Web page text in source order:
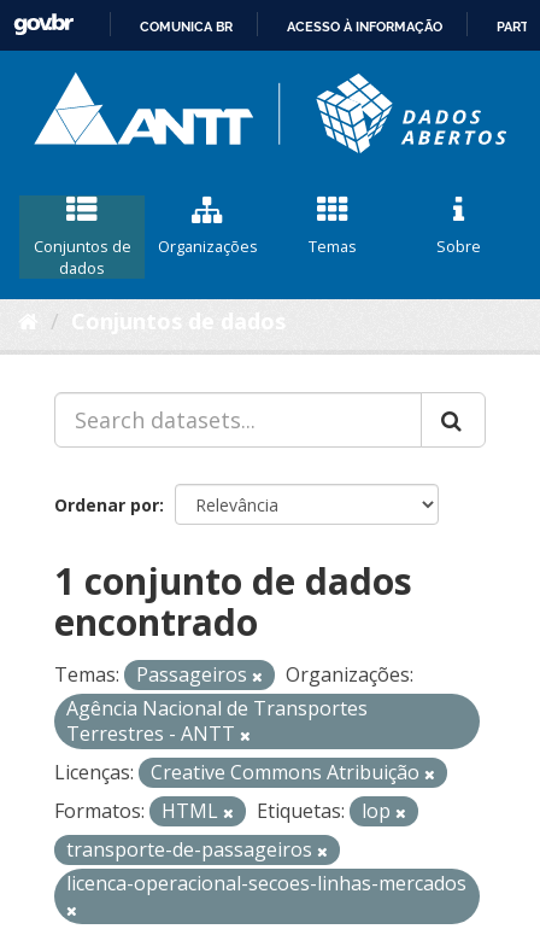
CONTEÚDO
COMUNICA BR ACESSO À INFORMAÇÃO
Conjuntos de
dados
Organizações Temas Sobre
Ordenar por
1 conjunto de dados
encontrado
Temas: Passageiros
Organizações:
Agência Nacional de Transportes
Terrestres - ANTT
Licenças:
Creative Commons Atribuição
Formatos:
HTML Etiquetas:
lop
transporte-de-passageiros
licenca-operacional-secoes-linhas-mercados